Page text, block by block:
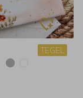
TEGEL